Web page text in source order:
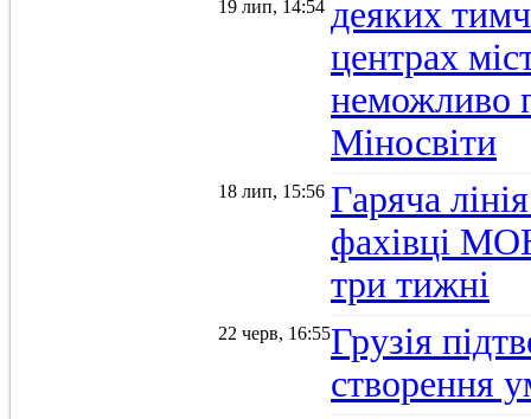
19 лип, 14:54 деяких
центрах
неможливо
Міносвіти
18 лип, 15:56 Гаряча
фахівці
три тижні
22 черв, 16:55Грузія
створення